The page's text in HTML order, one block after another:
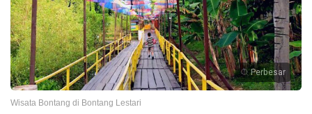
Perbesar
Wisata Bontang di Bontang Lestari